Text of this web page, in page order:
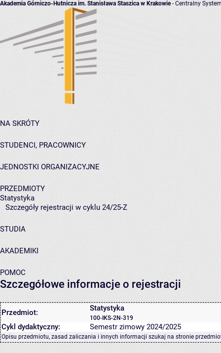
Akademia Górniczo-Hutnicza im. Stanisława Staszica w Krakowie- Centralny
NA SKRÓTY
STUDENCI, PRACOWNICY
JEDNOSTKI ORGANIZACYJNE
PRZEDMIOTY
Statystyka
Szczegóły rejestracji w cyklu 24/25-Z
STUDIA
AKADEMIKI
POMOC
Szczegółowe informacje o rejestracji
Przedmiot: Statystyka
100-IKS-2N-319
Cykl dydaktyczny: Semestr zimowy 2024/2025
Opisu przedmiotu, zasad zaliczania i innych informacji szukaj na stronie